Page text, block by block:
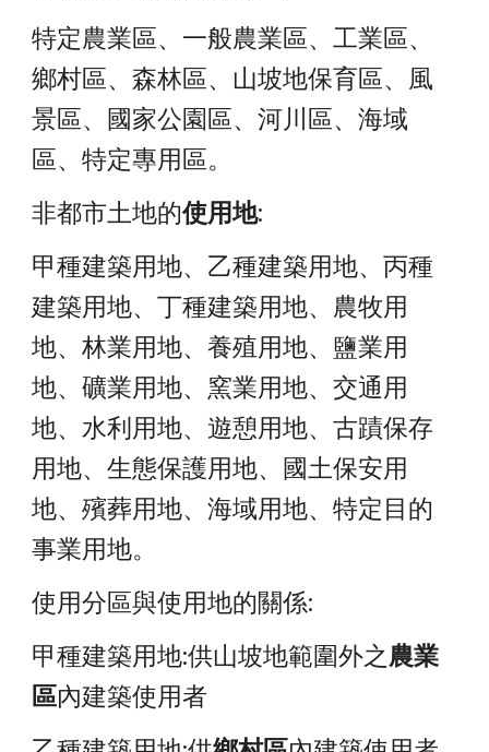
特定農業區、一般農業區、工業區、
鄉村區、森林區、山坡地保育區、風
景區、國家公園區、河川區、海域
區、特定專用區。
非都市土地的使用地:
甲種建築用地、乙種建築用地、丙種
建築用地、丁種建築用地、農牧用
地、林業用地、養殖用地、鹽業用
地、礦業用地、窯業用地、交通用
地、水利用地、遊憩用地、古蹟保存
用地、生態保護用地、國土保安用
地、殯葬用地、海域用地、特定目的
事業用地。
使用分區與使用地的關係:
甲種建築用地:供山坡地範圍外之農業
區內建築使用者